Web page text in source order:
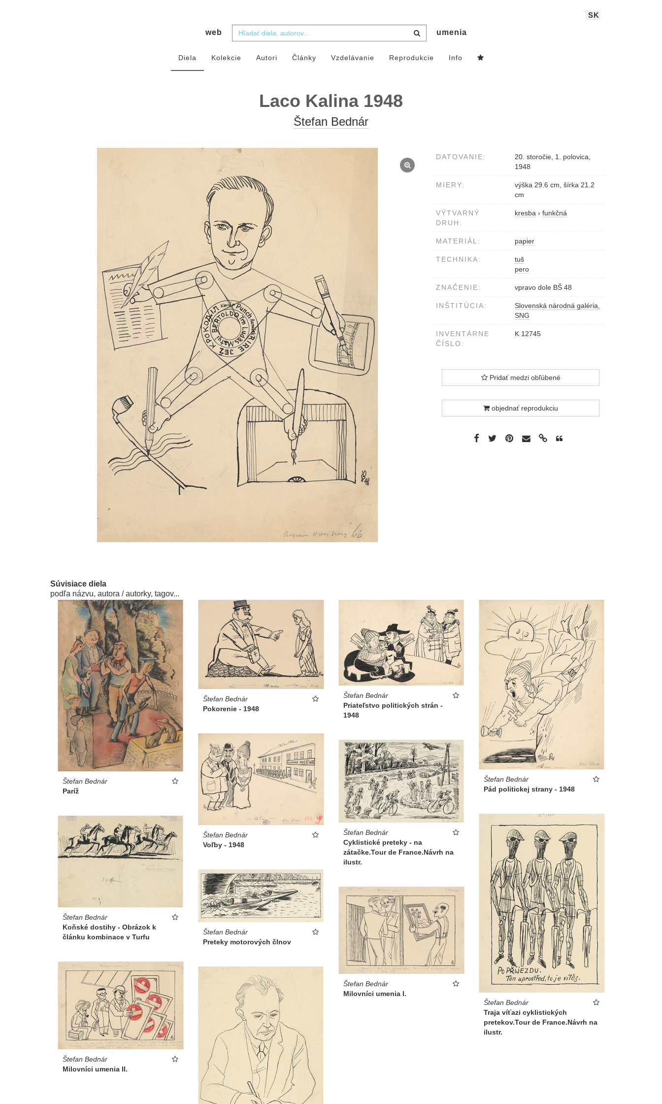
SK
web umenia
Diela Kolekcie Autori Články Vzdelávanie Reprodukcie Info
Laco Kalina 1948
Štefan Bednár
DATOVANIE:
20. storočie, 1. polovica,
1948
MIERY:
výška 29.6 cm, šírka 21.2
cm
VÝTVARNÝ
DRUH:
kresba › funkčná
MATERIÁL: papier
TECHNIKA:
tuš
pero
ZNAČENIE: vpravo dole BŠ 48
INŠTITÚCIA:
Slovenská národná galéria,
SNG
INVENTÁRNE
ČÍSLO:
K 12745
Pridať medzi obľúbené
objednať reprodukciu
Súvisiace diela
podľa názvu, autora / autorky, tagov...
Štefan Bednár
Paríž
Štefan Bednár
Pokorenie - 1948
Štefan Bednár
Priateľstvo politických strán -
1948
Štefan Bednár
Pád politickej strany - 1948
Štefan Bednár
Voľby - 1948
Štefan Bednár
Cyklistické preteky - na
zátačke.Tour de France.Návrh na
ilustr.
Štefan Bednár
Traja víťazi cyklistických
pretekov.Tour de France.Návrh na
ilustr.
Štefan Bednár
Koňské dostihy - Obrázok k
článku kombinace v Turfu
Štefan Bednár
Preteky motorových člnov
Štefan Bednár
Milovníci umenia I.
Štefan Bednár
Milovníci umenia II.